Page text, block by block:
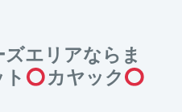
エリアならま
カヤック